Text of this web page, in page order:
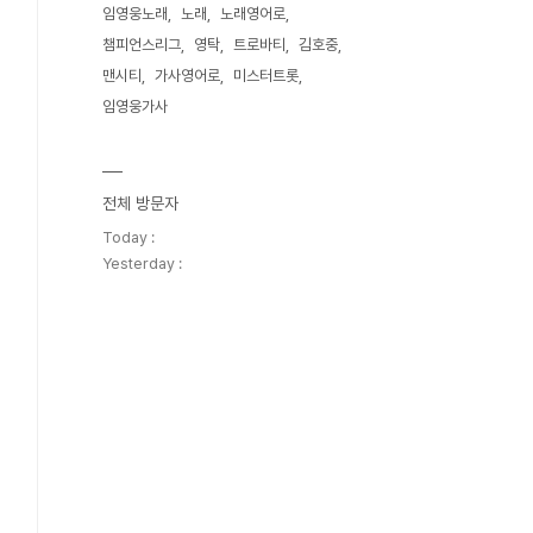
임영웅노래 노래
노래영어로
챔피언스리그
영탁 트로바티
김호중
맨시티
가사영어로
미스터트롯
임영웅가사
전체 방문자
Today :
Yesterday :